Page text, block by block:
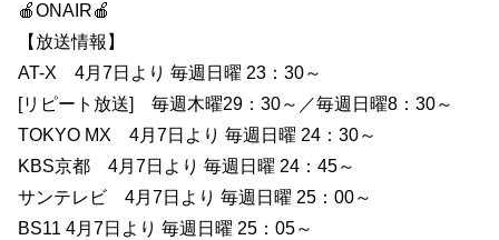
🍎ONAIR🍎
【放送情報】
AT-X 4月7日より 毎週日曜 23：30～
[リピート放送] 毎週木曜29：30～／毎週日曜8：30～
TOKYO MX 4月7日より 毎週日曜 24：30～
KBS京都 4月7日より 毎週日曜 24：45～
サンテレビ 4月7日より 毎週日曜 25：00～
BS11 4月7日より 毎週日曜 25：05～